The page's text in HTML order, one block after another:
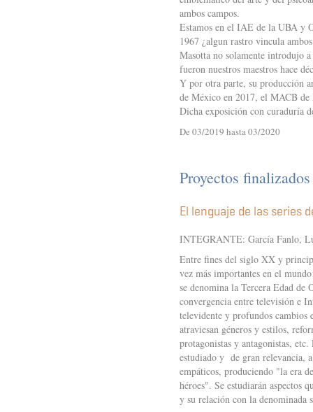
ambos campos.
Estamos en el IAE de la UBA y
1967 ¿algun rastro vincula
Masotta no solamente introdujo
fueron nuestros maestros hace
Y por otra parte, su producción
de México en 2017, el MACB de
Dicha exposición con curaduría
De 03/2019 hasta 03/2020
Proyectos
El lenguaje de las series
INTEGRANTE: García Fanlo,
Entre fines del siglo XX y
vez más importantes en el
se denomina la Tercera Edad de
convergencia entre televisión e
televidente y profundos cambios
atraviesan géneros y estilos,
protagonistas y antagonistas,
estudiado y de gran relevancia,
empáticos, produciendo "la era
héroes". Se estudiarán aspectos
y su relación con la denominada